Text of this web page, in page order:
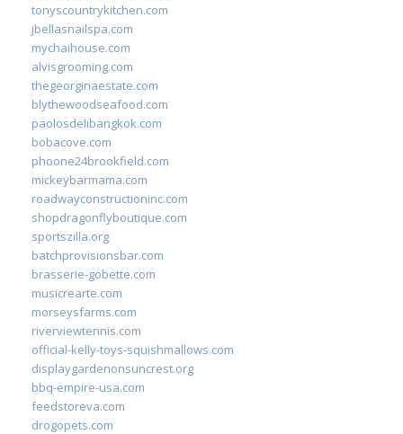
tonyscountrykitchen.com
jbellasnailspa.com
mychaihouse.com
alvisgrooming.com
thegeorginaestate.com
blythewoodseafood.com
paolosdelibangkok.com
bobacove.com
phoone24brookfield.com
mickeybarmama.com
roadwayconstructioninc.com
shopdragonflyboutique.com
sportszilla.org
batchprovisionsbar.com
brasserie-gobette.com
musicrearte.com
morseysfarms.com
riverviewtennis.com
official-kelly-toys-squishmallows.com
displaygardenonsuncrest.org
bbq-empire-usa.com
feedstoreva.com
drogopets.com